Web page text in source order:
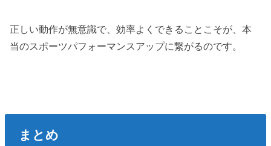
正しい動作が無意識で、効率よくできることこそが、本
当のスポーツパフォーマンスアップに繋がるのです。
まとめ